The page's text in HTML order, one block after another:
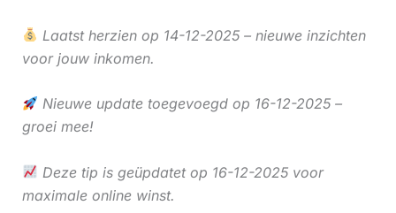
Laatst herzien op 14-12-2025 – nieuwe inzichten
voor jouw inkomen.
Nieuwe update toegevoegd op 16-12-2025 –
groei mee!
Deze tip is geüpdatet op 16-12-2025 voor
maximale online winst.